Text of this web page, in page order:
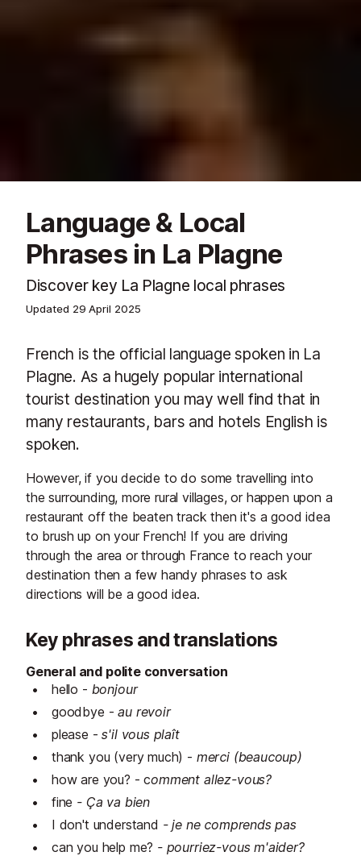
Language & Local
Phrases in La Plagne
Discover key La Plagne local phrases
Updated 29 April 2025
French is the official language spoken in La
Plagne. As a hugely popular international
tourist destination you may well find that in
many restaurants, bars and hotels English is
spoken.
However, if you decide to do some travelling into
the surrounding, more rural villages, or happen upon a
restaurant off the beaten track then it's a good idea
to brush up on your French! If you are driving
through the area or through France to reach your
destination then a few handy phrases to ask
directions will be a good idea.
Key phrases and translations
General and polite conversation
hello - bonjour
goodbye -au revoir
please -s'il vous plaît
thank you (very much) - merci (beaucoup)
how are you? - comment allez-vous?
fine - Ça va bien
I don't understand - je ne comprends pas
can you help me? - pourriez-vous m'aider?